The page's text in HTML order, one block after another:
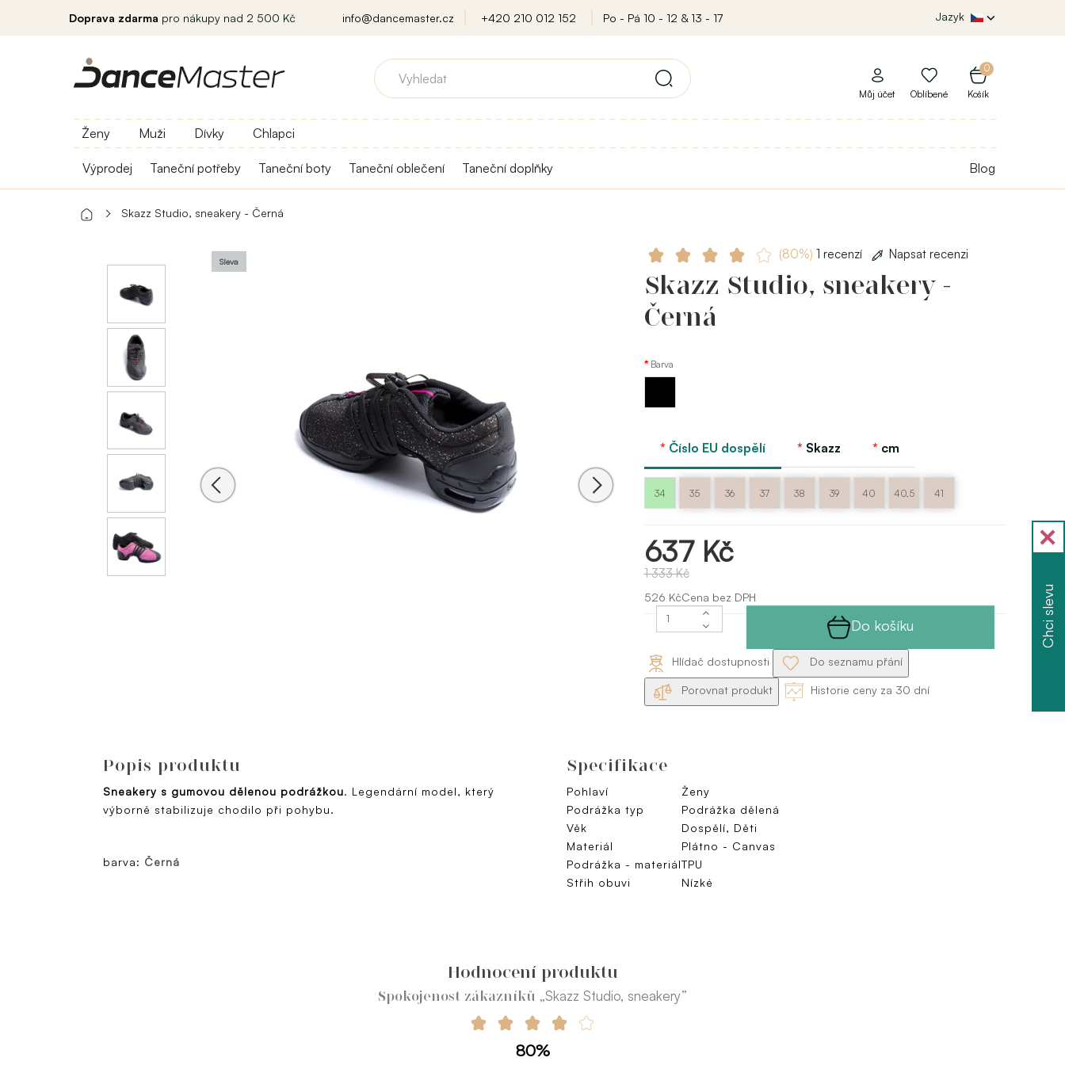
Doprava zdarma pro nákupy nad 2 500 Kč info@dancemaster.cz +420 210 012 152 Po - Pá 10 - 12 & 13 - 17 Jazyk
0
Košík
Můj účet Oblíbené
Ženy Muži Dívky Chlapci
Výprodej Taneční potřeby Taneční boty Taneční oblečení Taneční doplňky Blog
Skazz Studio, sneakery - Černá
Sleva
(80%) 1 recenzí Napsat recenzi
Skazz Studio, sneakery -
Černá
Barva
Číslo EU dospělí Skazz cm
34 35 36 37 38 39 40 40,5 41
637 Kč
1 333 Kč
526 KčCena bez DPH
Do košíku
Hlídač dostupnosti Do seznamu přání
Porovnat produkt Historie ceny za 30 dní
Popis produktu
Sneakery s gumovou dělenou podrážkou. Legendární model, který
výborně stabilizuje chodilo při pohybu.
barva: Černá
Specifikace
Pohlaví
Ženy
Podrážka typ
Podrážka dělená
Věk
Dospělí, Děti
Materiál
Plátno - Canvas
Podrážka - materiálTPU
Střih obuvi
Nízké
Hodnocení produktu
Spokojenost zákazníků „Skazz Studio, sneakery”
80%
Chci slevu